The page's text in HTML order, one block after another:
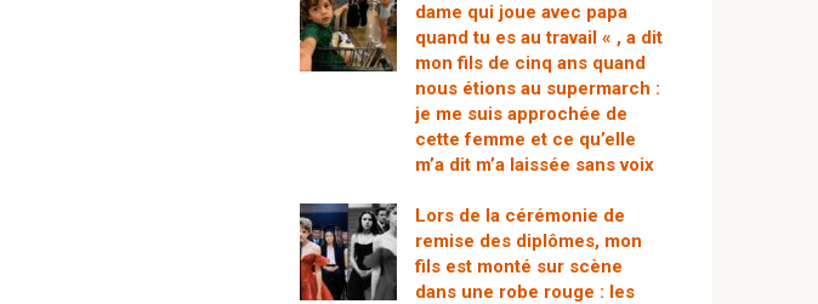
dame qui joue avec papa
quand tu es au travail « , a dit
mon fils de cinq ans quand
nous étions au supermarch :
je me suis approchée de
cette femme et ce qu’elle
m’a dit m’a laissée sans voix
Lors de la cérémonie de
remise des diplômes, mon
fils est monté sur scène
dans une robe rouge : les